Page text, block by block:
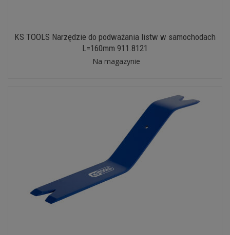
KS TOOLS Narzędzie do podważania listw w samochodach
L=160mm 911.8121
Na magazynie